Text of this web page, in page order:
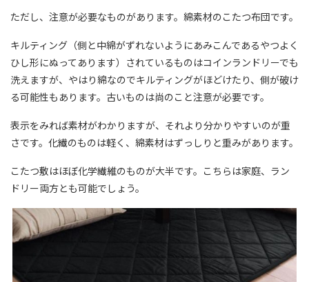
ただし、注意が必要なものがあります。綿素材のこたつ布団です。
キルティング（側と中綿がずれないようにあみこんであるやつよく
ひし形にぬってあります）されているものはコインランドリーでも
洗えますが、やはり綿なのでキルティングがほどけたり、側が破け
る可能性もあります。古いものは尚のこと注意が必要です。
表示をみれば素材がわかりますが、それより分かりやすいのが重
さです。化繊のものは軽く、綿素材はずっしりと重みがあります。
こたつ敷はほぼ化学繊維のものが大半です。こちらは家庭、ラン
ドリー両方とも可能でしょう。